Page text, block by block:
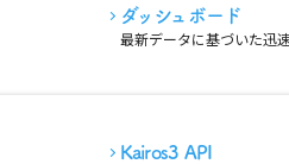
ダッシュボード
最新データに基づいた迅
Kairos3 API